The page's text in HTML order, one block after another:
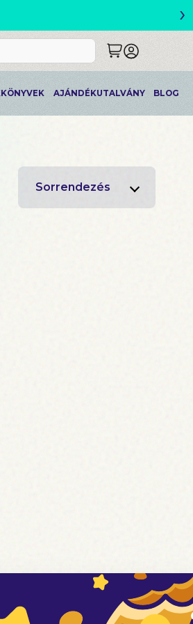
›
AJÁNDÉKUTALVÁNY BLOG
Sorrendezés